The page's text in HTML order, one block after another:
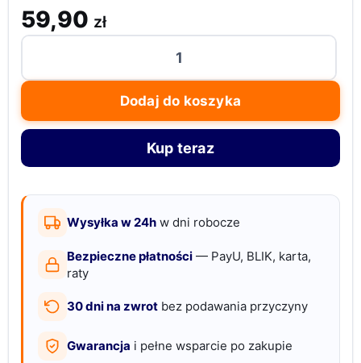
59,90 zł
iPhone
15,
eko
plecki
obudowa
pokrowiec
Dodaj do koszyka
Kup teraz
Wysyłka w 24h w dni robocze
Bezpieczne płatności — PayU, BLIK, karta,
raty
30 dni na zwrot bez podawania przyczyny
Gwarancja i pełne wsparcie po zakupie